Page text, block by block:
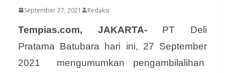
September 27, 2021 Redaksi
Tempias.com, JAKARTA-PT Deli
Pratama Batubara hari ini, 27 September
2021 mengumumkan pengambilalihan